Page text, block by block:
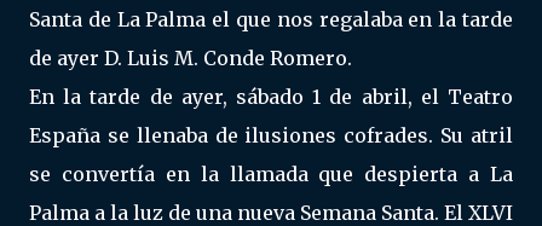
Santa de La Palma el que nos regalaba en la tarde
de ayer D. Luis M. Conde Romero.
En la tarde de ayer, sábado 1 de abril, el Teatro
España se llenaba de ilusiones cofrades. Su atril
se convertía en la llamada que despierta a La
Palma a la luz de una nueva Semana Santa. El XLVI